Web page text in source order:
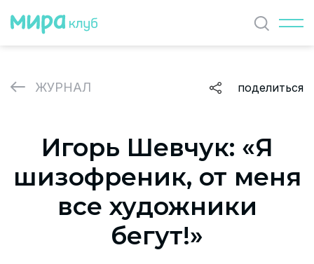
Найти
ЖУРНАЛ поделиться
Игорь Шевчук: «Я
шизофреник, от меня
все художники
бегут!»
СОБЫТИЯ
ПАРТНЕРЫ
ВАКАНСИИ
Политика и соглашение на обработку персональных